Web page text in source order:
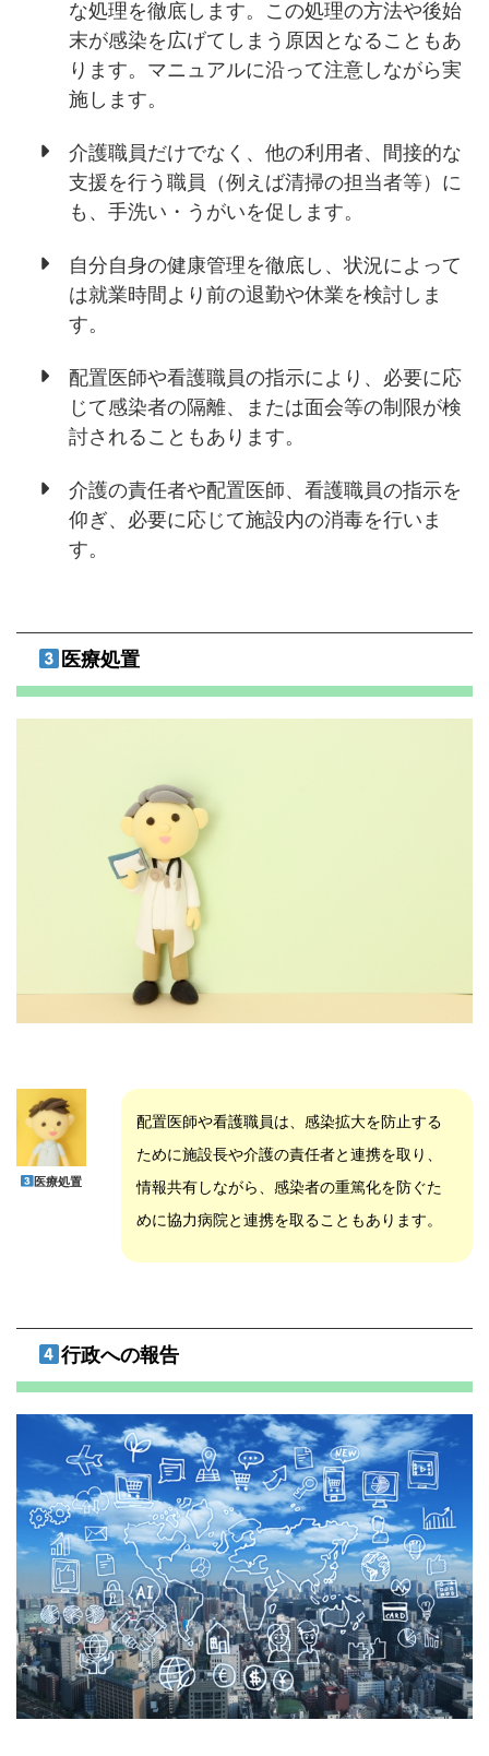
な処理を徹底します。この処理の方法や後始
末が感染を広げてしまう原因となることもあ
ります。マニュアルに沿って注意しながら実
施します。
介護職員だけでなく、他の利用者、間接的な
支援を行う職員（例えば清掃の担当者等）に
も、手洗い・うがいを促します。
自分自身の健康管理を徹底し、状況によって
は就業時間より前の退勤や休業を検討しま
す。
配置医師や看護職員の指示により、必要に応
じて感染者の隔離、または面会等の制限が検
討されることもあります。
介護の責任者や配置医師、看護職員の指示を
仰ぎ、必要に応じて施設内の消毒を行いま
す。
医療処置
医療処置
配置医師や看護職員は、感染拡大を防止する
ために施設長や介護の責任者と連携を取り、
情報共有しながら、感染者の重篤化を防ぐた
めに協力病院と連携を取ることもあります。
行政への報告